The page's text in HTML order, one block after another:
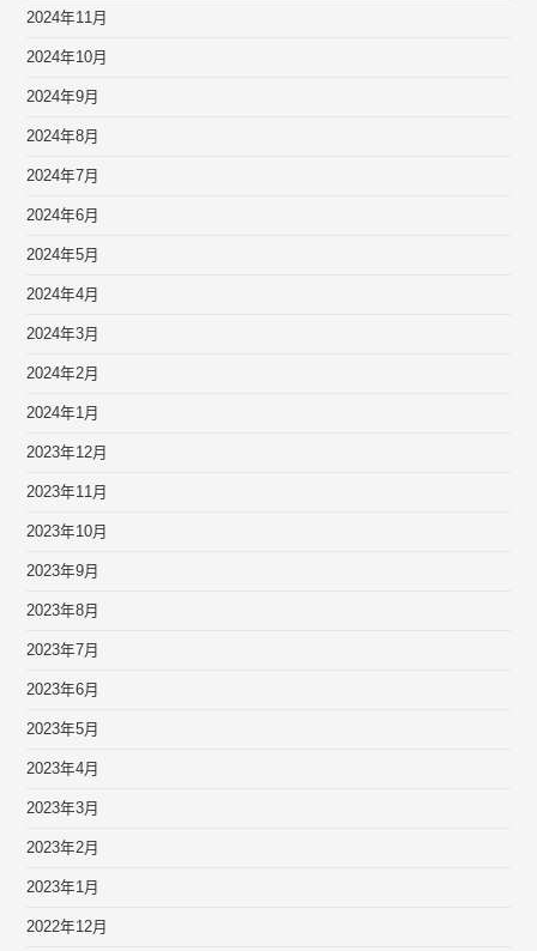
2024年11月
2024年10月
2024年9月
2024年8月
2024年7月
2024年6月
2024年5月
2024年4月
2024年3月
2024年2月
2024年1月
2023年12月
2023年11月
2023年10月
2023年9月
2023年8月
2023年7月
2023年6月
2023年5月
2023年4月
2023年3月
2023年2月
2023年1月
2022年12月